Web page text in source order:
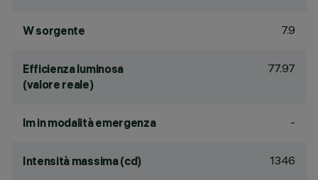
W sorgente 7.9
Efficienza luminosa
(valore reale)
77.97
lm in modalità emergenza -
Intensità massima (cd) 1346